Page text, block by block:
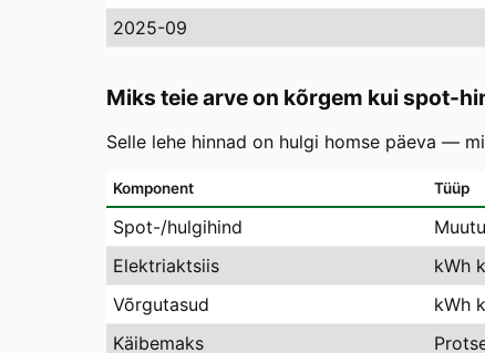
2025-09
Miks teie arve on kõrgem kui spot-
Selle lehe hinnad on hulgi homse päeva —
Komponent Tüüp
Spot-/hulgihind
Elektriaktsiis
kWh
Võrgutasud
kWh
Käibemaks